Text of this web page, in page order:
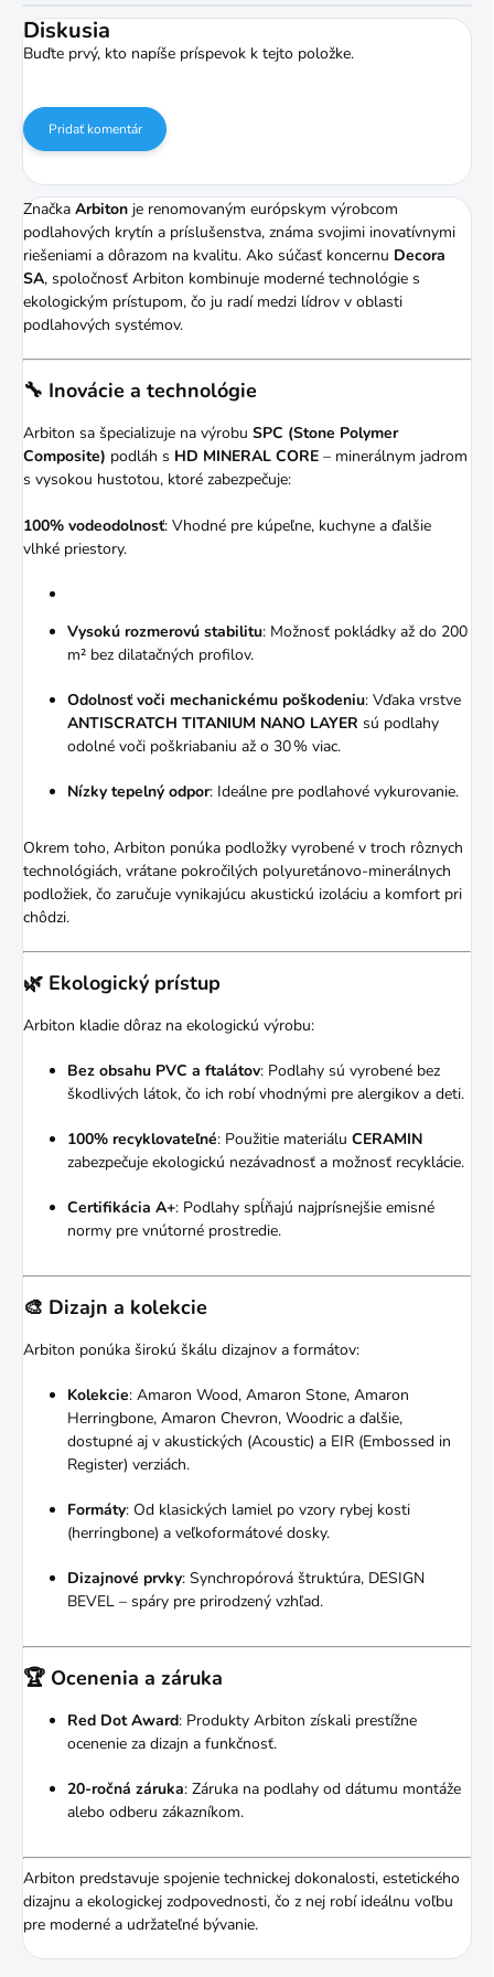
Diskusia
Buďte prvý, kto napíše príspevok k tejto položke.
Pridať komentár
Značka Arbiton je renomovaným európskym výrobcom
podlahových krytín a príslušenstva, známa svojimi inovatívnymi
riešeniami a dôrazom na kvalitu. Ako súčasť koncernu Decora
SA, spoločnosť Arbiton kombinuje moderné technológie s
ekologickým prístupom, čo ju radí medzi lídrov v oblasti
podlahových systémov.
🔧 Inovácie a technológie
Arbiton sa špecializuje na výrobu SPC (Stone Polymer
Composite) podláh s HD MINERAL CORE – minerálnym jadrom
s vysokou hustotou, ktoré zabezpečuje:
100% vodeodolnosť: Vhodné pre kúpeľne, kuchyne a ďalšie
vlhké priestory.
Vysokú rozmerovú stabilitu: Možnosť pokládky až do 200
m² bez dilatačných profilov.
Odolnosť voči mechanickému poškodeniu: Vďaka vrstve
ANTISCRATCH TITANIUM NANO LAYER sú podlahy
odolné voči poškriabaniu až o 30 % viac.
Nízky tepelný odpor: Ideálne pre podlahové vykurovanie.
Okrem toho, Arbiton ponúka podložky vyrobené v troch rôznych
technológiách, vrátane pokročilých polyuretánovo-minerálnych
podložiek, čo zaručuje vynikajúcu akustickú izoláciu a komfort pri
chôdzi.
🌿 Ekologický prístup
Arbiton kladie dôraz na ekologickú výrobu:
Bez obsahu PVC a ftalátov: Podlahy sú vyrobené bez
škodlivých látok, čo ich robí vhodnými pre alergikov a deti.
100% recyklovateľné: Použitie materiálu CERAMIN
zabezpečuje ekologickú nezávadnosť a možnosť recyklácie.
Certifikácia A+: Podlahy spĺňajú najprísnejšie emisné
normy pre vnútorné prostredie.
🎨 Dizajn a kolekcie
Arbiton ponúka širokú škálu dizajnov a formátov:
Kolekcie: Amaron Wood, Amaron Stone, Amaron
Herringbone, Amaron Chevron, Woodric a ďalšie,
dostupné aj v akustických (Acoustic) a EIR (Embossed in
Register) verziách.
Formáty: Od klasických lamiel po vzory rybej kosti
(herringbone) a veľkoformátové dosky.
Dizajnové prvky: Synchropórová štruktúra, DESIGN
BEVEL – spáry pre prirodzený vzhľad.
🏆 Ocenenia a záruka
Red Dot Award: Produkty Arbiton získali prestížne
ocenenie za dizajn a funkčnosť.
20-ročná záruka: Záruka na podlahy od dátumu montáže
alebo odberu zákazníkom.
Arbiton predstavuje spojenie technickej dokonalosti, estetického
dizajnu a ekologickej zodpovednosti, čo z nej robí ideálnu voľbu
pre moderné a udržateľné bývanie.